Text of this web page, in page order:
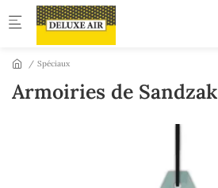
Skip to main content
Spéciaux
Armoiries de Sandzak